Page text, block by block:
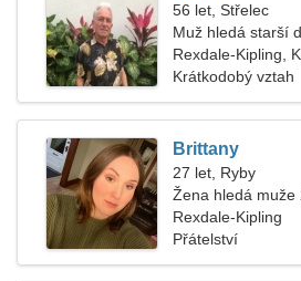
56 let, Střelec
Muž hledá starší
Rexdale-Kipling,
Krátkodobý vztah
Brittany
27 let, Ryby
Žena hledá muže
Rexdale-Kipling
Přátelství